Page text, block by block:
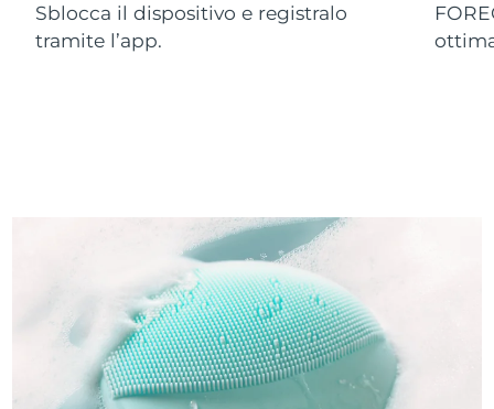
Sblocca il dispositivo e registralo
tramite l’app.